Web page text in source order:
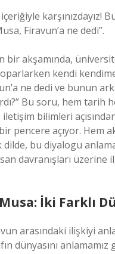
karşınızdayız!
Firavun’a ne dedi”.
bir akşamında,
kendi
ne dedi ve bunun
Bu soru, hem tarih
bilimleri
pencere açıyor. Hem
dilde, bu diyalogu
davranışları üzerine
İki Farklı
arasındaki ilişkiyi
dünyasını anlamamız